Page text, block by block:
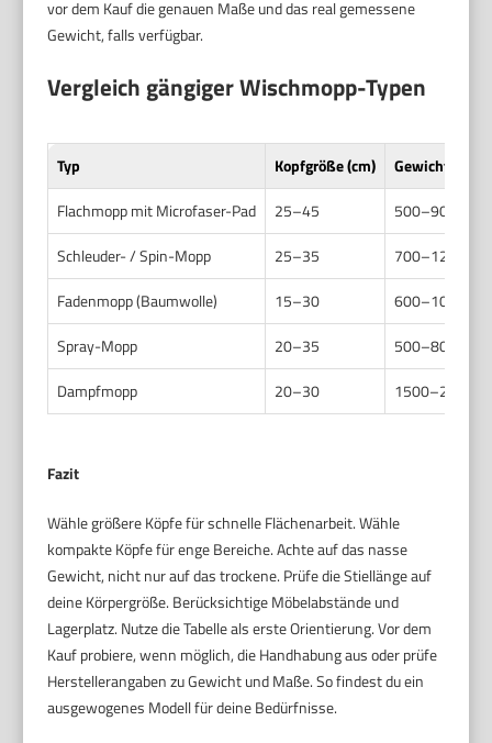
vor dem Kauf die genauen Maße und das real gemessene
Gewicht, falls verfügbar.
Vergleich gängiger Wischmopp-Typen
Typ Kopfgröße (cm)
Gewicht
Flachmopp mit Microfaser-Pad
25–45
500–900 /
Schleuder- / Spin-Mopp
25–35
700–1200 /
Fadenmopp (Baumwolle)
15–30
600–1000 /
Spray-Mopp
20–35
500–800 /
Dampfmopp
20–30 1500–2500 /
Fazit
Wähle größere Köpfe für schnelle Flächenarbeit. Wähle
kompakte Köpfe für enge Bereiche. Achte auf das nasse
Gewicht, nicht nur auf das trockene. Prüfe die Stiellänge auf
deine Körpergröße. Berücksichtige Möbelabstände und
Lagerplatz. Nutze die Tabelle als erste Orientierung. Vor dem
Kauf probiere, wenn möglich, die Handhabung aus oder prüfe
Herstellerangaben zu Gewicht und Maße. So findest du ein
ausgewogenes Modell für deine Bedürfnisse.